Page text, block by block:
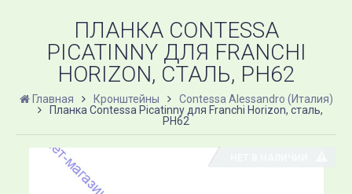
ПЛАНКА CONTESSA
PICATINNY ДЛЯ FRANCHI
HORIZON, СТАЛЬ, PH62
Главная Кронштейны
Contessa Alessandro (Италия)
Планка Contessa Picatinny для Franchi Horizon, сталь,
PH62